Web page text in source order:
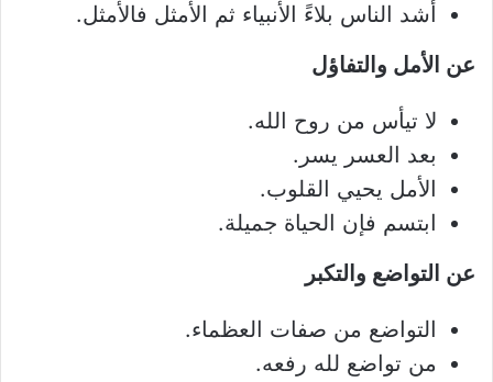
أشد الناس بلاءً الأنبياء ثم الأمثل فالأمثل.
عن الأمل والتفاؤل
لا تيأس من روح الله.
بعد العسر يسر.
الأمل يحيي القلوب.
ابتسم فإن الحياة جميلة.
عن التواضع والتكبر
التواضع من صفات العظماء.
من تواضع لله رفعه.